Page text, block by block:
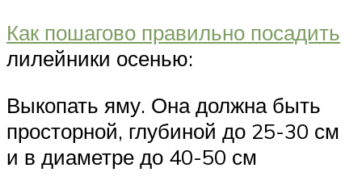
Как пошагово правильно посадить
лилейники осенью:
Выкопать яму. Она должна быть
просторной, глубиной до 25-30 см
и в диаметре до 40-50 см